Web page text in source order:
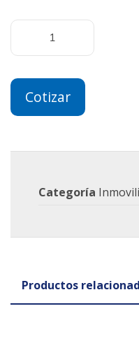
Cotizar
Categoría
Productos